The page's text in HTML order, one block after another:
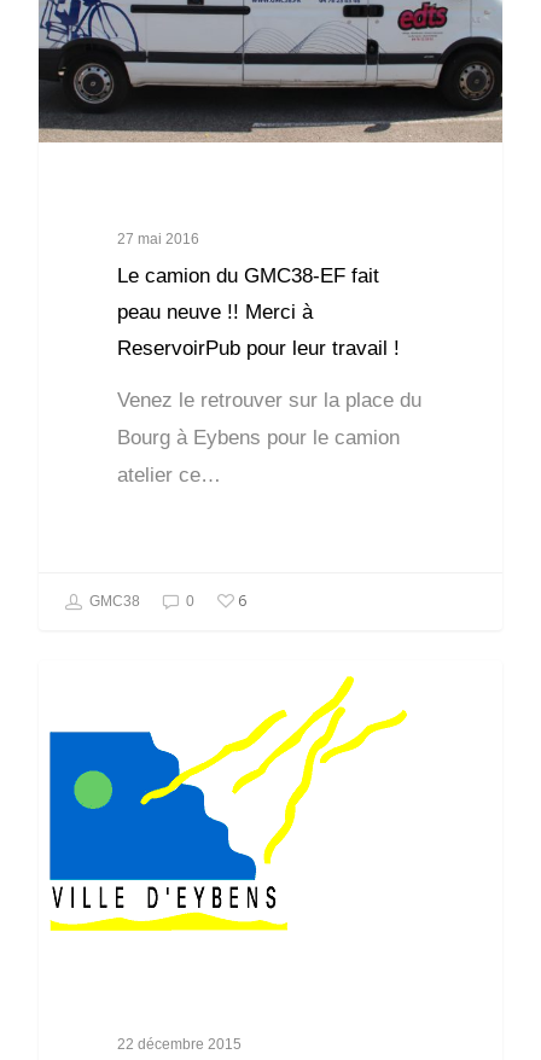
27 mai 2016
Le camion du GMC38-EF fait
peau neuve !! Merci à
ReservoirPub pour leur travail !
Venez le retrouver sur la place du
Bourg à Eybens pour le camion
atelier ce…
GMC38 0 6
22 décembre 2015